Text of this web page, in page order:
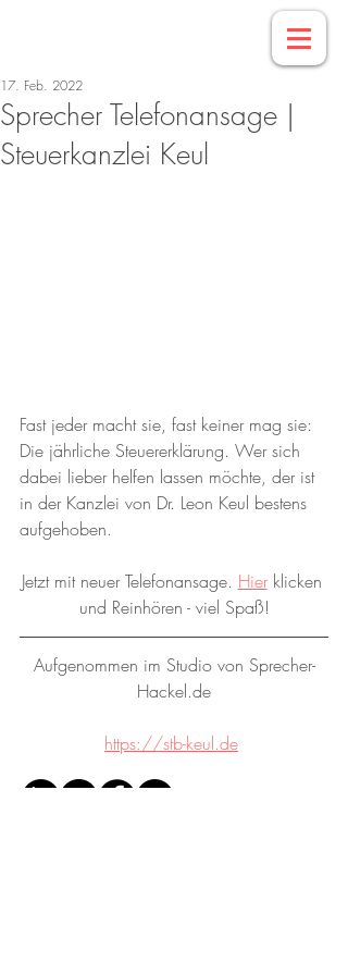
Sprecher Telefonansage |
Steuerkanzlei Keul
17. Feb. 2022
Fast jeder macht sie, fast keiner mag sie:
Die jährliche Steuererklärung. Wer sich
dabei lieber helfen lassen möchte, der ist
in der Kanzlei von Dr. Leon Keul bestens
aufgehoben.
Jetzt mit neuer Telefonansage. Hier klicken
und Reinhören - viel Spaß!
Aufgenommen im Studio von Sprecher-
Hackel.de
https://stb-keul.de